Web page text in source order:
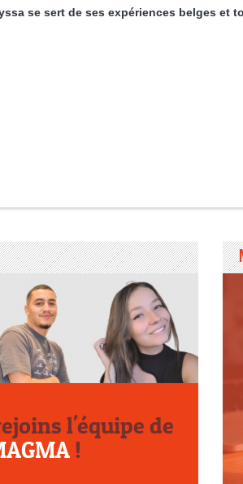
se sert de ses expériences belges et
l'équipe de
!